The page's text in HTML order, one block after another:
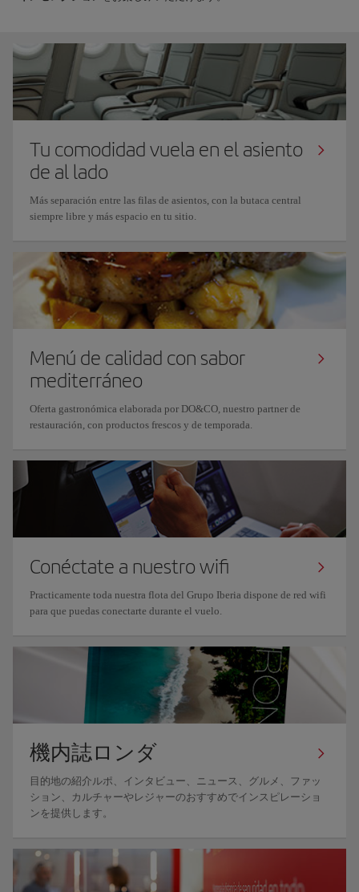
Tu comodidad vuela en el asiento
de al lado
Más separación entre las filas de asientos, con la butaca central
siempre libre y más espacio en tu sitio.
Menú de calidad con sabor
mediterráneo
Oferta gastronómica elaborada por DO&CO, nuestro partner de
restauración, con productos frescos y de temporada.
Conéctate a nuestro wifi
Practicamente toda nuestra flota del Grupo Iberia dispone de red wifi
para que puedas conectarte durante el vuelo.
機内誌ロンダ
目的地の紹介ルポ、インタビュー、ニュース、グルメ、ファッ
ション、カルチャーやレジャーのおすすめでインスピレーショ
ンを提供します。